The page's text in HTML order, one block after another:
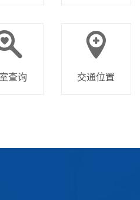
查询 交通位置